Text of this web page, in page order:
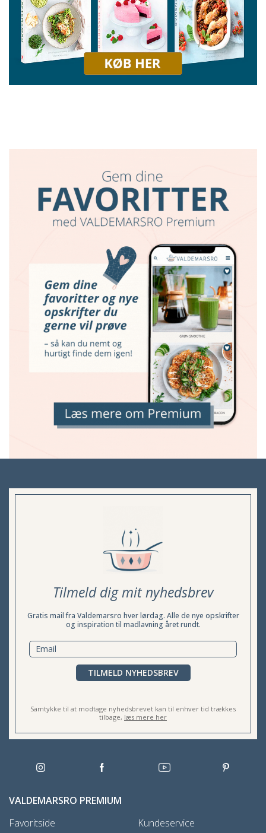
Tilmeld dig mit nyhedsbrev
Gratis mail fra Valdemarsro hver lørdag. Alle de nye opskrifter
og inspiration til madlavning året rundt.
TILMELD NYHEDSBREV
Samtykke til at modtage nyhedsbrevet kan til enhver tid trækkes
tilbage, læs mere her
VALDEMARSRO PREMIUM
Favoritside
Kundeservice